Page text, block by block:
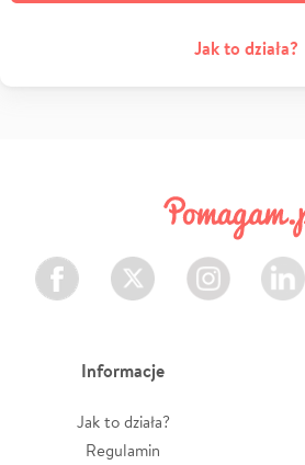
Jak to działa?
Facebook Twitter Instagram
Informacje
Jak to działa?
Regulamin